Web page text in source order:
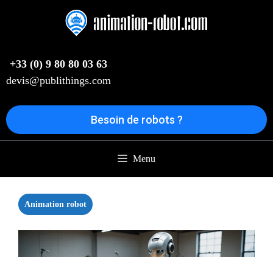
+33 (0) 9 80 80 03 63
devis@publithings.com
Besoin de robots ?
Menu
Animation robot